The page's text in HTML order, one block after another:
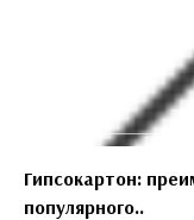
Гипсокартон:
популярного..